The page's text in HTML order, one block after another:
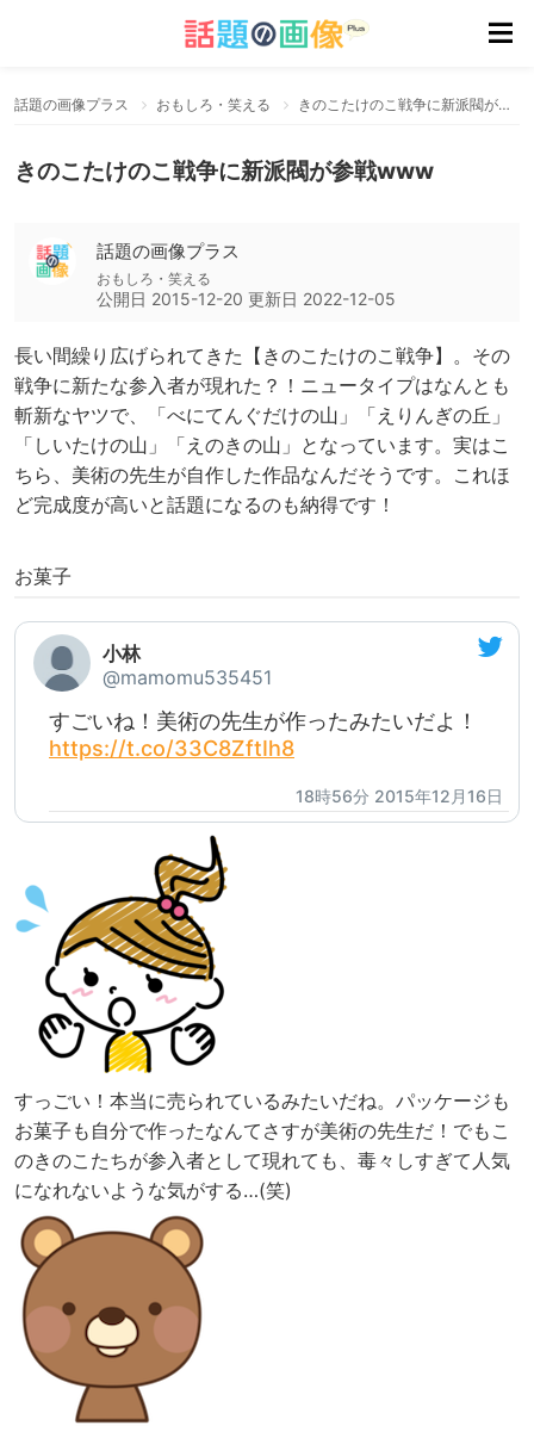
話題の画像プラス おもしろ・笑える きのこたけのこ戦争に新派閥が参戦www
きのこたけのこ戦争に新派閥が参戦www
話題の画像プラス
おもしろ・笑える
公開日 2015-12-20 更新日 2022-12-05
長い間繰り広げられてきた【きのこたけのこ戦争】。その
戦争に新たな参入者が現れた？！ニュータイプはなんとも
斬新なヤツで、「べにてんぐだけの山」「えりんぎの丘」
「しいたけの山」「えのきの山」となっています。実はこ
ちら、美術の先生が自作した作品なんだそうです。これほ
ど完成度が高いと話題になるのも納得です！
お菓子
小林
@mamomu535451
すごいね！美術の先生が作ったみたいだよ！
https://t.co/33C8ZftIh8
18時56分 2015年12月16日
すっごい！本当に売られているみたいだね。パッケージも
お菓子も自分で作ったなんてさすが美術の先生だ！でもこ
のきのこたちが参入者として現れても、毒々しすぎて人気
になれないような気がする…(笑)